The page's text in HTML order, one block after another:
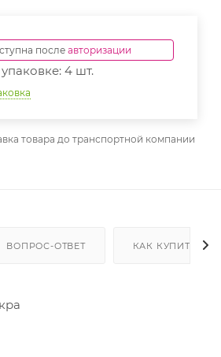
после авторизации
4 шт.
товара до транспортной компании
ВОПРОС-ОТВЕТ КАК КУПИТЬ